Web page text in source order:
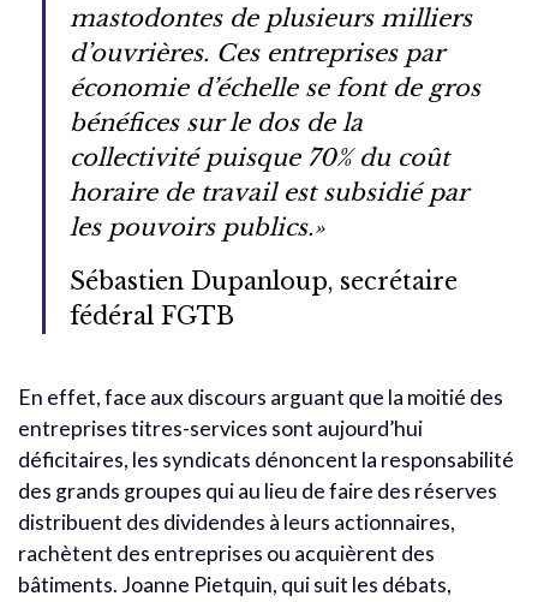
mastodontes de plusieurs milliers
d’ouvrières. Ces entreprises par
économie d’échelle se font de gros
bénéfices sur le dos de la
collectivité puisque 70% du coût
horaire de travail est subsidié par
les pouvoirs publics.»
Sébastien Dupanloup, secrétaire
fédéral FGTB
En effet, face aux discours arguant que la moitié des
entreprises titres-services sont aujourd’hui
déficitaires, les syndicats dénoncent la responsabilité
des grands groupes qui au lieu de faire des réserves
distribuent des dividendes à leurs actionnaires,
rachètent des entreprises ou acquièrent des
bâtiments. Joanne Pietquin, qui suit les débats,